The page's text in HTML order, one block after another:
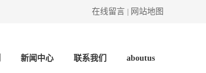
在线留言 网站地图
新闻中心 联系我们 aboutus